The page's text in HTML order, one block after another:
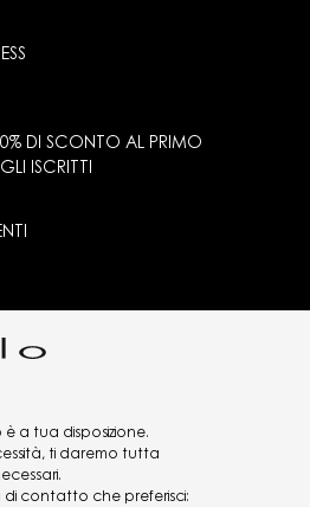
DI SCONTO AL PRIMO
ISCRITTI
è a tua disposizione.
ti daremo tutta
di contatto che preferisci: